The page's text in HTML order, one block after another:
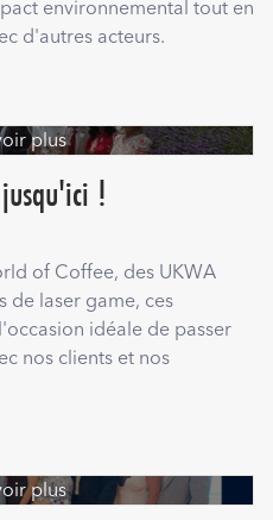
environnemental tout en
d'autres acteurs.
plus
!
of Coffee, des UKWA
de laser game, ces
idéale de passer
nos clients et nos
plus